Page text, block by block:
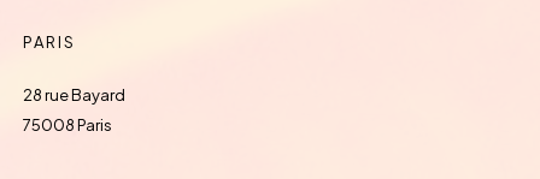
PARIS
28 rue Bayard
75008 Paris